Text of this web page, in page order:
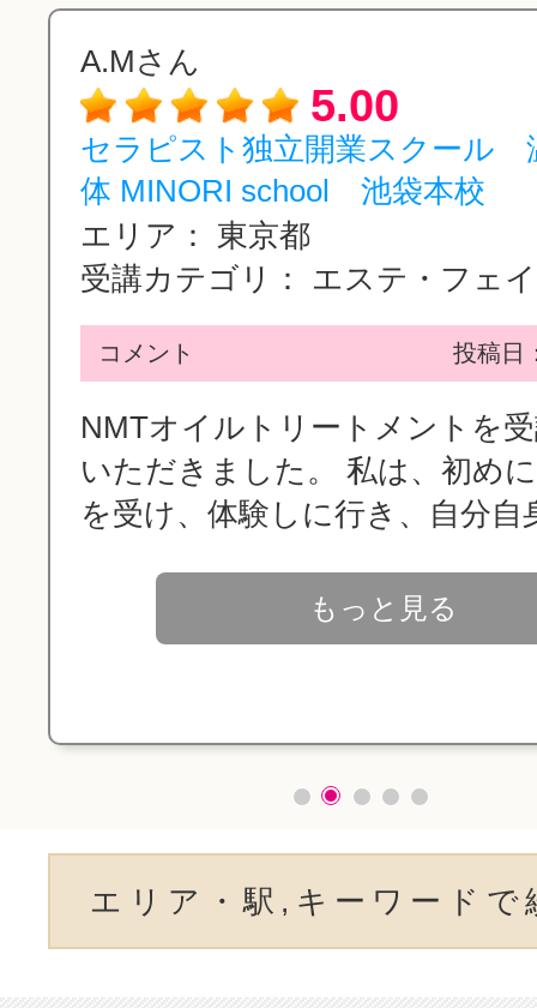
A.Mさん
5.00
セラピスト独立開業スクール
体 MINORI school 池袋本校
エリア：
東京都
受講カテゴリ：
エステ・フェ
コメント 投稿日
NMTオイルトリートメントを
いただきました。 私は、初め
を受け、体験しに行き、自分自
もっと見る
エリア・駅,キーワードで